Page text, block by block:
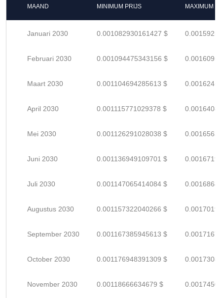
MAAND MINIMUM PRIJS MAXIMUM
Januari 2030 0.001082930161427 $
Februari 2030 0.001094475343156 $
Maart 2030 0.001104694285613 $
April 2030 0.001115771029378 $
Mei 2030 0.001126291028038 $
Juni 2030 0.001136949109701 $
Juli 2030 0.001147065414084 $
Augustus 2030 0.001157322040266 $
September 2030 0.001167385945613 $
October 2030 0.001176948391309 $
November 2030 0.00118666634679 $